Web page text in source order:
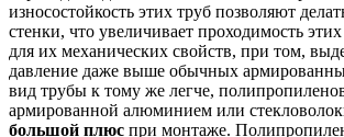
износостойкость этих труб позволяют
стенки, что увеличивает проходимость
для их механических свойств, при том,
давление даже выше обычных
вид трубы к тому же легче,
армированной алюминием или
большой плюс при монтаже.